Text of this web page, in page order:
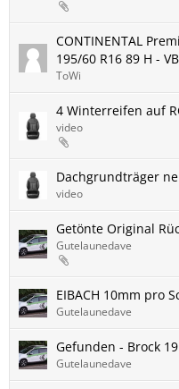
CONTINENTAL
195/60 R16 89 H -
ToWi
4 Winterreifen auf
video
Dachgrundträger
video
Getönte Original
Gutelaunedave
EIBACH 10mm pro
Gutelaunedave
Gefunden - Brock
Gutelaunedave